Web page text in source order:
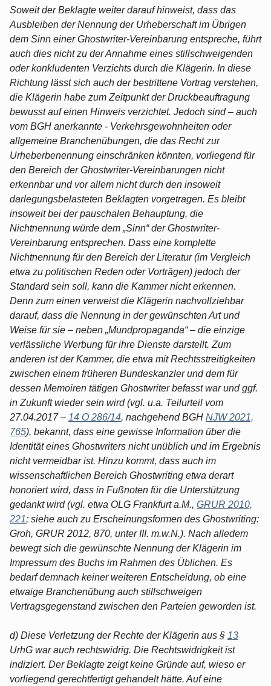
Soweit der Beklagte weiter darauf hinweist, dass das
Ausbleiben der Nennung der Urheberschaft im Übrigen
dem Sinn einer Ghostwriter-Vereinbarung entspreche, führt
auch dies nicht zu der Annahme eines stillschweigenden
oder konkludenten Verzichts durch die Klägerin. In diese
Richtung lässt sich auch der bestrittene Vortrag verstehen,
die Klägerin habe zum Zeitpunkt der Druckbeauftragung
bewusst auf einen Hinweis verzichtet. Jedoch sind – auch
vom BGH anerkannte - Verkehrsgewohnheiten oder
allgemeine Branchenübungen, die das Recht zur
Urheberbenennung einschränken könnten, vorliegend für
den Bereich der Ghostwriter-Vereinbarungen nicht
erkennbar und vor allem nicht durch den insoweit
darlegungsbelasteten Beklagten vorgetragen. Es bleibt
insoweit bei der pauschalen Behauptung, die
Nichtnennung würde dem „Sinn“ der Ghostwriter-
Vereinbarung entsprechen. Dass eine komplette
Nichtnennung für den Bereich der Literatur (im Vergleich
etwa zu politischen Reden oder Vorträgen) jedoch der
Standard sein soll, kann die Kammer nicht erkennen.
Denn zum einen verweist die Klägerin nachvollziehbar
darauf, dass die Nennung in der gewünschten Art und
Weise für sie – neben „Mundpropaganda“ – die einzige
verlässliche Werbung für ihre Dienste darstellt. Zum
anderen ist der Kammer, die etwa mit Rechtsstreitigkeiten
zwischen einem früheren Bundeskanzler und dem für
dessen Memoiren tätigen Ghostwriter befasst war und ggf.
in Zukunft wieder sein wird (vgl. u.a. Teilurteil vom
27.04.2017 – 14 O 286/14, nachgehend BGH NJW 2021,
765), bekannt, dass eine gewisse Information über die
Identität eines Ghostwriters nicht unüblich und im Ergebnis
nicht vermeidbar ist. Hinzu kommt, dass auch im
wissenschaftlichen Bereich Ghostwriting etwa derart
honoriert wird, dass in Fußnoten für die Unterstützung
gedankt wird (vgl. etwa OLG Frankfurt a.M., GRUR 2010,
221; siehe auch zu Erscheinungsformen des Ghostwriting:
Groh, GRUR 2012, 870, unter III. m.w.N.). Nach alledem
bewegt sich die gewünschte Nennung der Klägerin im
Impressum des Buchs im Rahmen des Üblichen. Es
bedarf demnach keiner weiteren Entscheidung, ob eine
etwaige Branchenübung auch stillschweigen
Vertragsgegenstand zwischen den Parteien geworden ist.
d) Diese Verletzung der Rechte der Klägerin aus § 13
UrhG war auch rechtswidrig. Die Rechtswidrigkeit ist
indiziert. Der Beklagte zeigt keine Gründe auf, wieso er
vorliegend gerechtfertigt gehandelt hätte. Auf eine